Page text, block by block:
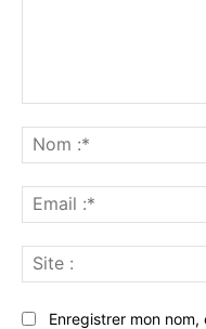
Enregistrer mon